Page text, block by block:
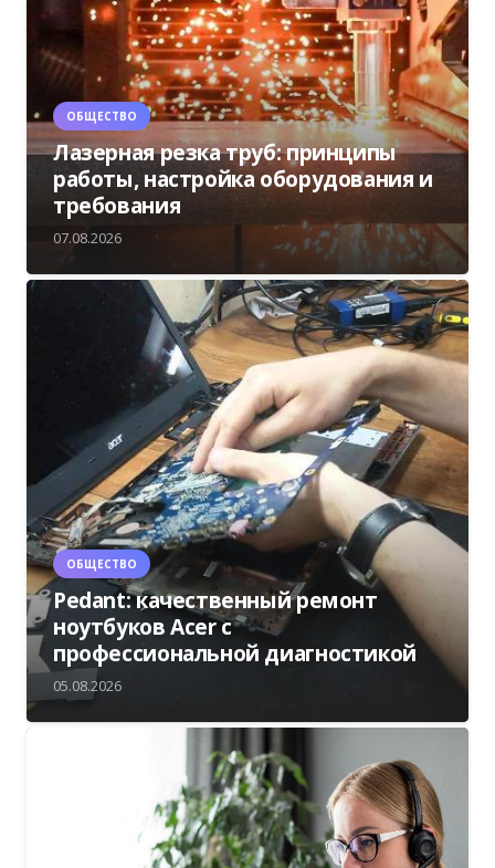
ОБЩЕСТВО
Лазерная резка труб: принципы
работы, настройка оборудования и
требования
07.08.2026
ОБЩЕСТВО
Pedant: качественный ремонт
ноутбуков Acer с
профессиональной диагностикой
05.08.2026